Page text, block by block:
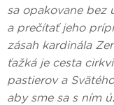
sa opakovane bez
a prečítať jeho
zásah kardinála
ťažká je cesta
pastierov a
aby sme sa s ním